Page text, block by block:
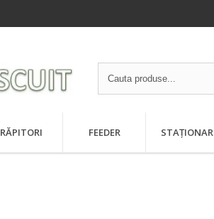
RĂPITORI FEEDER STAȚIONAR